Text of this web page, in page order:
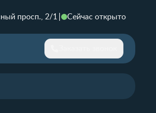
просп., 2/1 Сейчас открыто